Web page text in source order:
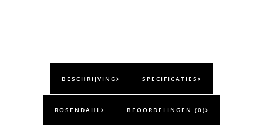
BESCHRIJVING SPECIFICATIES
ROSENDAHL BEOORDELINGEN (0)